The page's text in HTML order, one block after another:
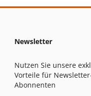
Newsletter
Nutzen Sie unsere
Vorteile für
Abonnenten